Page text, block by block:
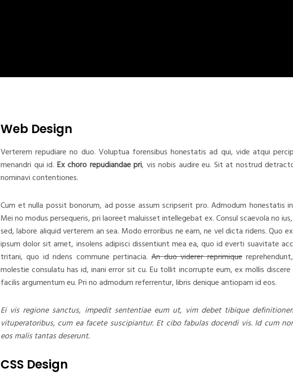
Web Design
Verterem repudiare no duo. Voluptua forensibus honestatis ad qui, vide atqui
menandri qui id. Ex choro repudiandae pri, vis nobis audire eu. Sit at nostrud
nominavi contentiones.
Cum et nulla possit bonorum, ad posse assum scripserit pro. Admodum honestatis
Mei no modus persequeris, pri laoreet maluisset intellegebat ex. Consul scaevola no
sed, labore aliquid verterem an sea. Modo erroribus ne eam, ne vel dicta ridens. Quo
ipsum dolor sit amet, insolens adipisci dissentiunt mea ea, quo id everti suavitate
tritani, quo id ridens commune pertinacia.An duo viderer reprimique
molestie consulatu has id, inani error sit cu. Eu tollit incorrupte eum, ex mollis
facilis argumentum eu. Pri no admodum referrentur, libris denique antiopam id eos.
Ei vis regione sanctus, impedit sententiae eum ut, vim debet tibique
vituperatoribus, cum ea facete suscipiantur. Et cibo fabulas docendi vis. Id cum
eos malis tantas deserunt.
CSS Design